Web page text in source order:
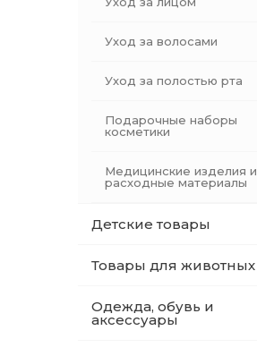
Vierge
Уход за волосами
Уход за полостью рта
Подарочные наборы
косметики
Медицинские изделия и
расходные материалы
Детские товары
Товары для животных
Одежда, обувь и
аксессуары